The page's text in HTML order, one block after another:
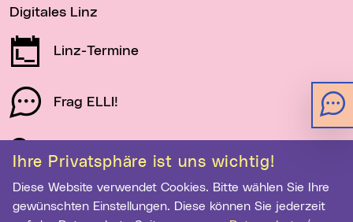
Ihre Privatsphäre ist uns wichtig!
Diese Website verwendet Cookies. Bitte wählen Sie Ihre
gewünschten Einstellungen. Diese können Sie jederzeit
Digitales Linz
Linz-Termine
Frag ELLI!
Schau auf Linz
Newsletter-Anmeldung